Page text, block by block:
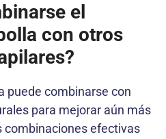
el
con otros
puede combinarse con
para mejorar aún más
combinaciones efectivas